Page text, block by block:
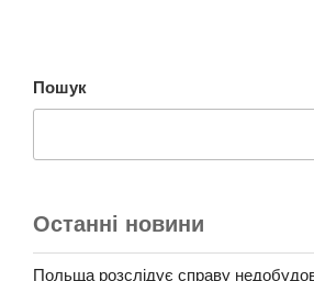
Пошук
Останні новини
Польща розслідує справу